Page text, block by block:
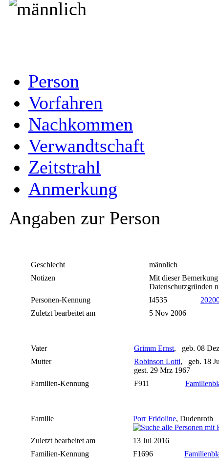
Person
Vorfahren
Nachkommen
Verwandtschaft
Zeitstrahl
Anmerkung
Angaben zur Person
Geschlecht
männlich
Notizen
Mit dieser
Datenschutzgründen
Personen-Kennung
I4535
Zuletzt bearbeitet am
5 Nov 2006
Vater Grimm Ernst, geb. 08
Mutter
Robinson Lotti, geb. 18
gest. 29 Mrz 1967
Familien-Kennung
F911
Familie Porr Fridoline, Dudenroth
Zuletzt bearbeitet am
13 Jul 2016
Familien-Kennung
F1696